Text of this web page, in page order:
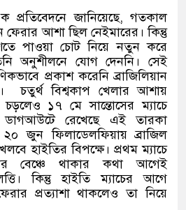
প্রতিবেদনে জানিয়েছে, গতকাল
আশা ছিল নেইমারের। কিন্তু
পাওয়া চোট নিয়ে নতুন করে
অনুশীলনে যোগ দেননি। সেই
প্রকাশ করেনি ব্রাজিলিয়ান
চতুর্থ বিশ্বকাপ খেলার আশায়
১৭ মে সান্তোসের ম্যাচে
রেখেছে এই তারকা
জুন ফিলাডেলফিয়ায় ব্রাজিল
হাইতির বিপক্ষে। প্রথম ম্যাচে
বেঞ্চে থাকার কথা আগেই
কিন্তু হাইতি ম্যাচের আগে
প্রত্যাশা থাকলেও তা নিয়ে